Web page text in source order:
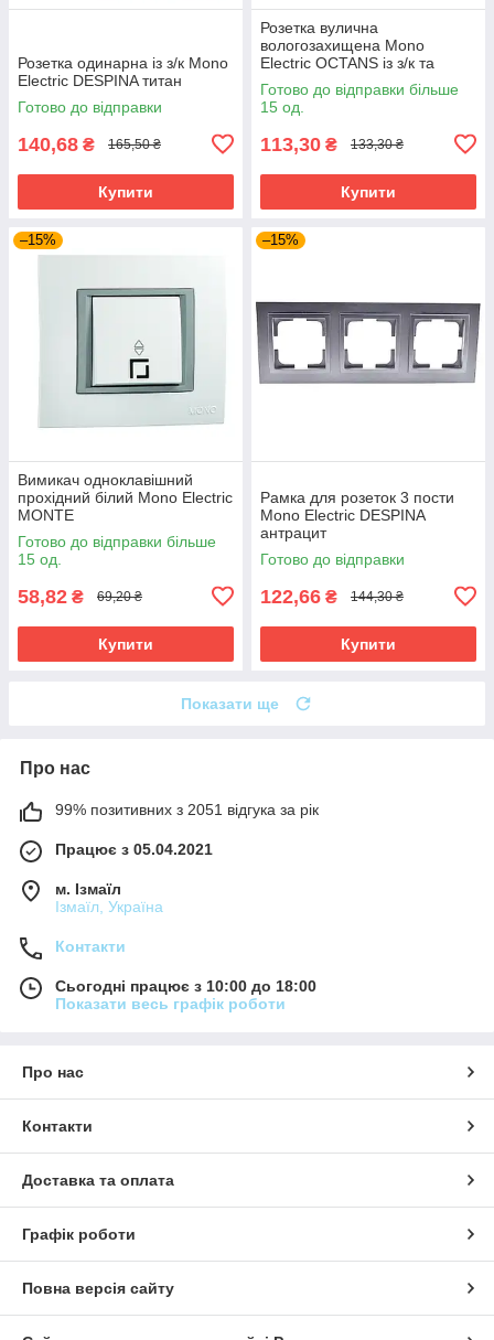
Розетка одинарна із з/к Mono
Electric DESPINA титан
Готово до відправки
140,68 ₴ 165,50 ₴
Купити
Розетка вулична
вологозахищена Mono
Electric OCTANS із з/к та
кришкою IP54 сіра
Готово до відправки більше
15 од.
113,30 ₴ 133,30 ₴
Купити
–15%
Вимикач одноклавішний
прохідний білий Mono Electric
MONTE
Готово до відправки більше
15 од.
58,82 ₴ 69,20 ₴
Купити
–15%
Рамка для розеток 3 пости
Mono Electric DESPINA
антрацит
Готово до відправки
122,66 ₴ 144,30 ₴
Купити
Показати ще
Про нас
99% позитивних з 2051 відгука за рік
Працює з 05.04.2021
м. Ізмаїл
Ізмаїл, Україна
Контакти
Сьогодні працює з 10:00 до 18:00
Показати весь графік роботи
Про нас
Контакти
Доставка та оплата
Графік роботи
Повна версія сайту